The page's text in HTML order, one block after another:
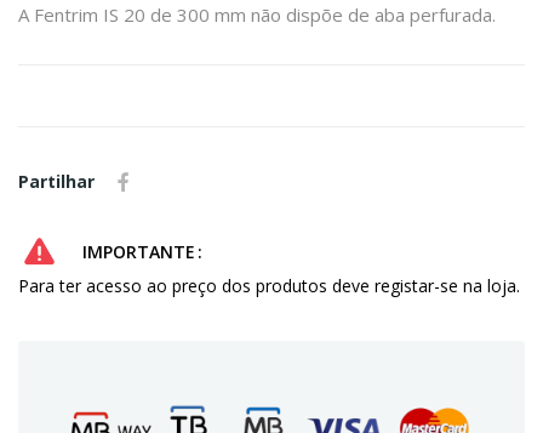
A Fentrim IS 20 de 300 mm não dispõe de aba perfurada.
Partilhar
IMPORTANTE
Para ter acesso ao preço dos produtos deve registar-se na loja.